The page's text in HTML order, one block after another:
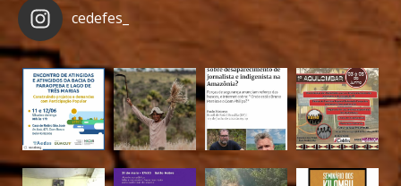
cedefes_